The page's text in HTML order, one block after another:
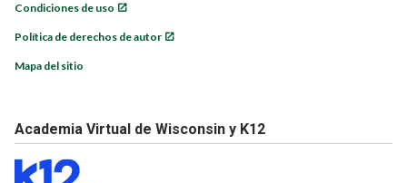
Condiciones de uso
Política de derechos de autor
Mapa del sitio
Academia Virtual de Wisconsin y K12